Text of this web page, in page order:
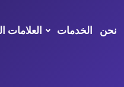
العلامات الخدمات نحن